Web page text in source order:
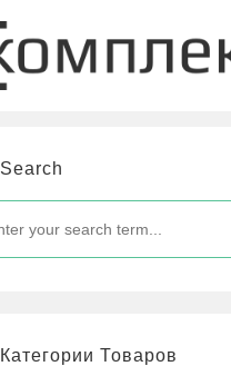
Search
Категории Товаров